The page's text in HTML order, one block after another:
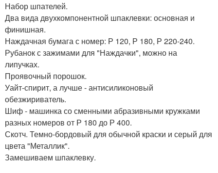
Набор шпателей.
Два вида двухкомпонентной шпаклевки: основная и
финишная.
Наждачная бумага с номер: Р 120, Р 180, Р 220-240.
Рубанок с зажимами для "Наждачки", можно на
липучках.
Проявочный порошок.
Уайт-спирит, а лучше - антисиликоновый
обезжириватель.
Шиф - машинка со сменными абразивными кружками
разных номеров от Р 180 до Р 400.
Скотч. Темно-бордовый для обычной краски и серый для
цвета "Металлик".
Замешиваем шпаклевку.